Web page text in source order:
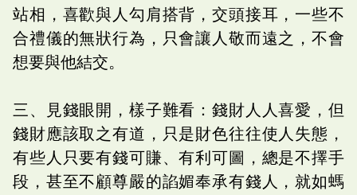
站相，喜歡與人勾肩搭背，交頭接耳，一些不
合禮儀的無狀行為，只會讓人敬而遠之，不會
想要與他結交。
三、見錢眼開，樣子難看：錢財人人喜愛，但
錢財應該取之有道，只是財色往往使人失態，
有些人只要有錢可賺、有利可圖，總是不擇手
段，甚至不顧尊嚴的諂媚奉承有錢人，就如螞